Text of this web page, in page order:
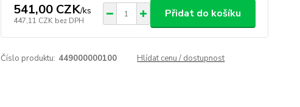
541,00 CZK/ks
447,11 CZK bez DPH
Přidat do košíku
Číslo produktu: 449000000100 Hlídat cenu / dostupnost